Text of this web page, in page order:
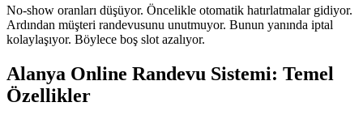
No-show oranları düşüyor. Öncelikle otomatik hatırlatmalar gidiyor.
Ardından müşteri randevusunu unutmuyor. Bunun yanında iptal
kolaylaşıyor. Böylece boş slot azalıyor.
Alanya Online Randevu Sistemi: Temel
Özellikler